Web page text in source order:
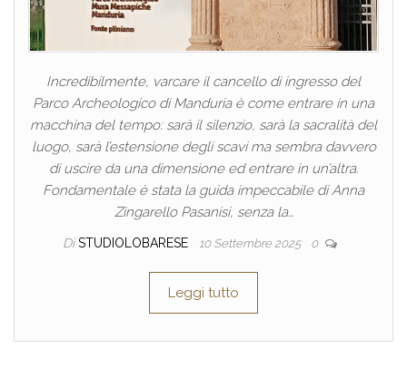
Incredibilmente, varcare il cancello di ingresso del
Parco Archeologico di Manduria è come entrare in una
macchina del tempo: sarà il silenzio, sarà la sacralità del
luogo, sarà l’estensione degli scavi ma sembra davvero
di uscire da una dimensione ed entrare in un’altra.
Fondamentale è stata la guida impeccabile di Anna
Zingarello Pasanisi, senza la…
Di STUDIOLOBARESE 10 Settembre 2025 0
Leggi tutto